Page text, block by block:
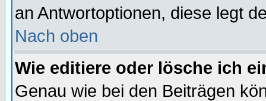
an Antwortoptionen, diese legt
Nach oben
Wie editiere oder lösche ich
Genau wie bei den Beiträgen